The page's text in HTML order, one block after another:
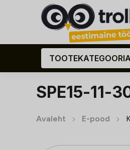
SPE15-11-
Avaleht E-pood